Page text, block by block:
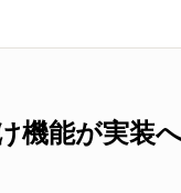
機能が実装